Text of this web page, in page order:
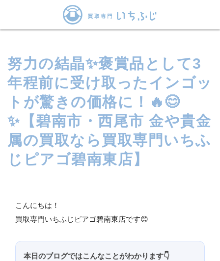
努力の結晶✨褒賞品として3
年程前に受け取ったインゴッ
トが驚きの価格に！🔥😊
✨【碧南市・西尾市 金や貴金
属の買取なら買取専門いちふ
じピアゴ碧南東店】
こんにちは！
買取専門いちふじピアゴ碧南東店です😊
本日のブログではこんなことがわかります👇